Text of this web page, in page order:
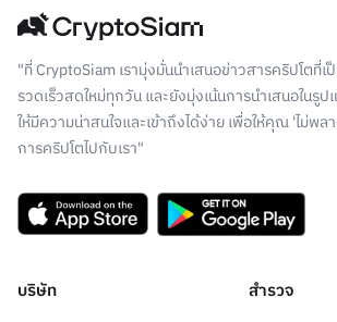
"ที่ CryptoSiam เรามุ่งมั่นนำเสนอข่าวสารคริปโตที่เ
รวดเร็วสดใหม่ทุกวัน และยังมุ่งเน้นการนำเสนอในรูป
ให้มีความน่าสนใจและเข้าถึงได้ง่าย เพื่อให้คุณ 'ไม่พล
การคริปโตไปกับเรา"
บริษัท สำรวจ